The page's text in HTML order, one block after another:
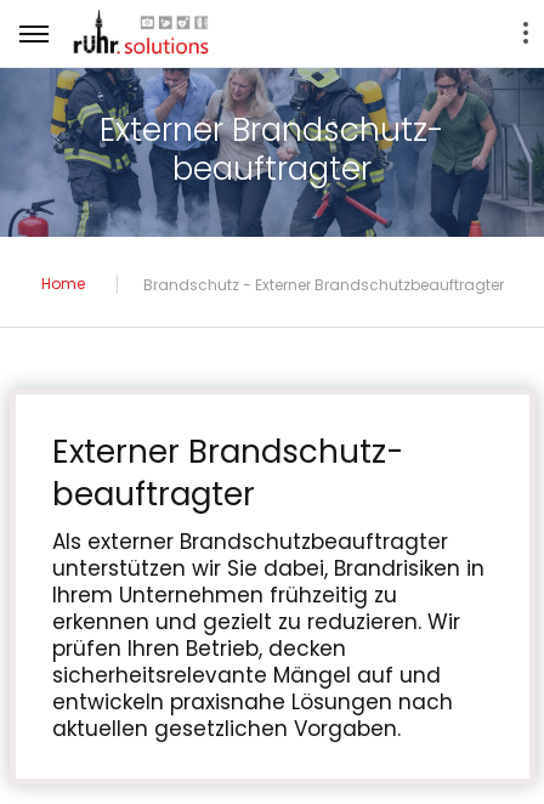
Externer Brandschutz­
beauftragter
Home Brandschutz - Externer Brandschutzbeauftragter
Externer Brandschutz­
beauftragter
Als externer Brandschutzbeauftragter
unterstützen wir Sie dabei, Brandrisiken in
Ihrem Unternehmen frühzeitig zu
erkennen und gezielt zu reduzieren. Wir
prüfen Ihren Betrieb, decken
sicherheitsrelevante Mängel auf und
entwickeln praxisnahe Lösungen nach
aktuellen gesetzlichen Vorgaben.